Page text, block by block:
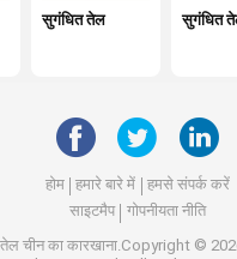
सुगंधित तेल सुगंधित
होम हमारे बारे में
हमसे संपर्क करें
साइटमैप
गोपनीयता नीति
चीन का कारखाना.Copyright ©